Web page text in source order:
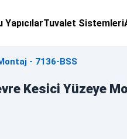
YapıcılarTuvalet Sistemleri
- 7136-BSS
Kesici Yüzeye